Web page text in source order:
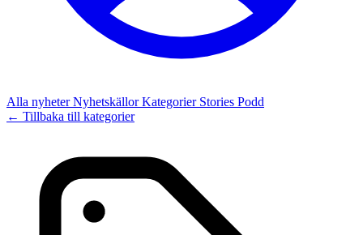
Alla nyheterNyhetskällorKategorier Stories Podd
← Tillbaka till kategorier